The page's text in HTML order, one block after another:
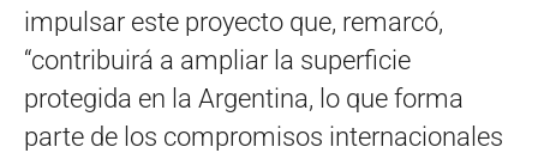
impulsar este proyecto que, remarcó,
“contribuirá a ampliar la superficie
protegida en la Argentina, lo que forma
parte de los compromisos internacionales